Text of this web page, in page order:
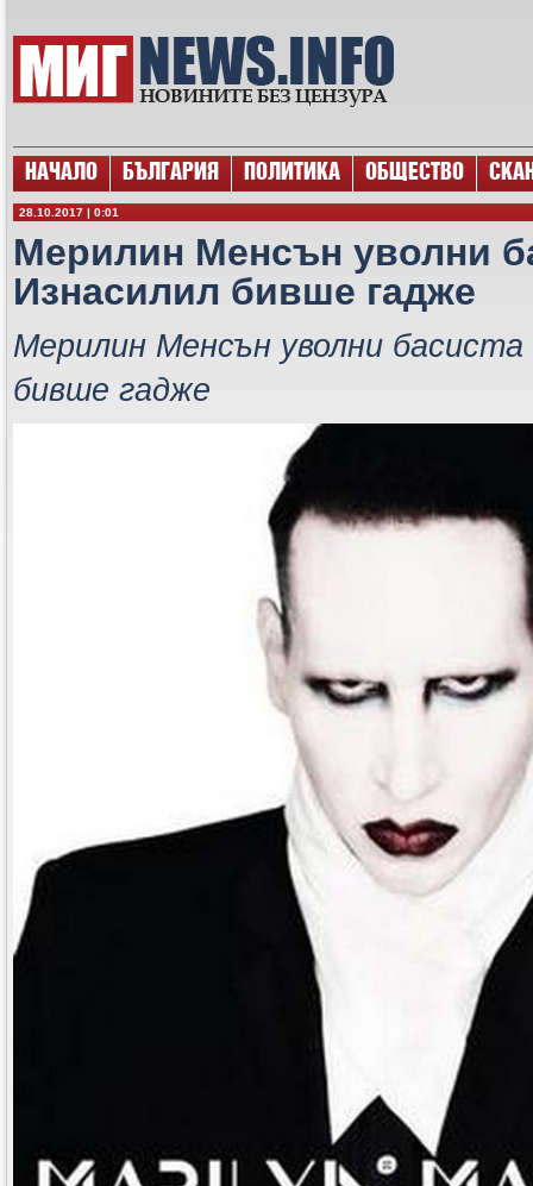
НАЧАЛО БЪЛГАРИЯ ПОЛИТИКА ОБЩЕСТВО
28.10.2017 | 0:01
Мерилин Менсън уволни
Изнасилил бивше гадже
Мерилин Менсън уволни басиста
бивше гадже